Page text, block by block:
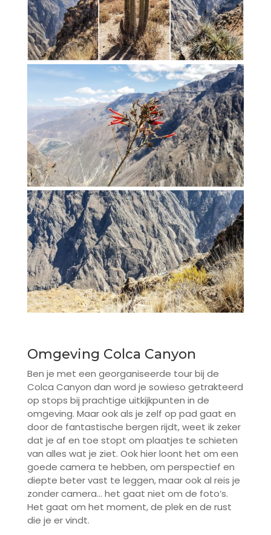
Omgeving Colca Canyon
Ben je met een georganiseerde tour bij de
Colca Canyon dan word je sowieso getrakteerd
op stops bij prachtige uitkijkpunten in de
omgeving. Maar ook als je zelf op pad gaat en
door de fantastische bergen rijdt, weet ik zeker
dat je af en toe stopt om plaatjes te schieten
van alles wat je ziet. Ook hier loont het om een
goede camera te hebben, om perspectief en
diepte beter vast te leggen, maar ook al reis je
zonder camera… het gaat niet om de foto’s.
Het gaat om het moment, de plek en de rust
die je er vindt.